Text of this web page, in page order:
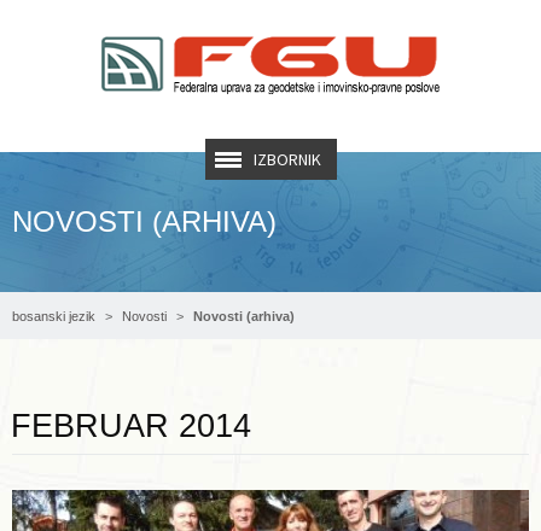
IZBORNIK
NOVOSTI (ARHIVA)
bosanski jezik Novosti Novosti (arhiva)
FEBRUAR 2014